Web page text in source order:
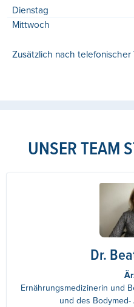
Dienstag
Mittwoch
Zusätzlich nach telefonischer
UNSER TEAM
Dr.
Ernährungsmedizinerin und
und des Bodymed-